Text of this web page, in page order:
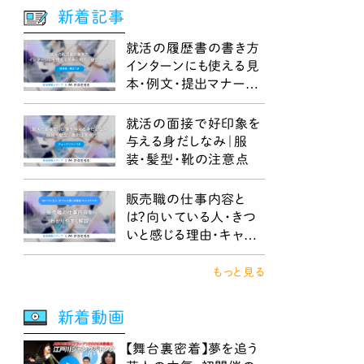
新着記事
就活の履歴書の書き方
インターンにも使える見
本・例文・提出マナー
《項目別・例文つき》
就活の面接で好印象を
与える身だしなみ｜服
装・髪型・靴の注意点
販売職の仕事内容と
は？向いている人・きつ
いと感じる理由・キャリ
アパスまで解説
もっと見る
新着動画
【舞台裏密着】夢を追う